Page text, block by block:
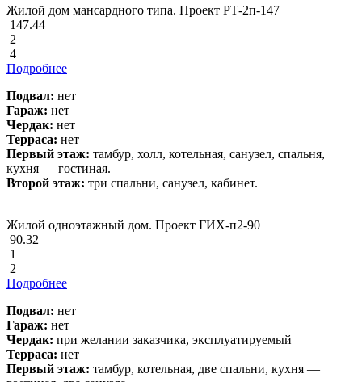
Жилой дом мансардного типа. Проект РТ-2п-147
147.44
2
4
Подробнее
Подвал: нет
Гараж: нет
Чердак: нет
Терраса: нет
Первый этаж: тамбур, холл, котельная, санузел, спальня,
кухня — гостиная.
Второй этаж: три спальни, санузел, кабинет.
Жилой одноэтажный дом. Проект ГИХ-п2-90
90.32
1
2
Подробнее
Подвал: нет
Гараж: нет
Чердак: при желании заказчика, эксплуатируемый
Терраса: нет
Первый этаж: тамбур, котельная, две спальни, кухня —